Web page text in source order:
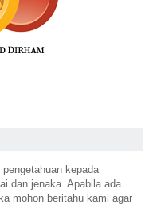
kepada
dan jenaka. Apabila ada
mohon beritahu kami agar